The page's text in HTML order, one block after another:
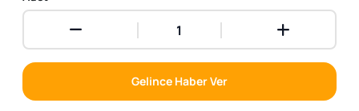
Gelince Haber Ver